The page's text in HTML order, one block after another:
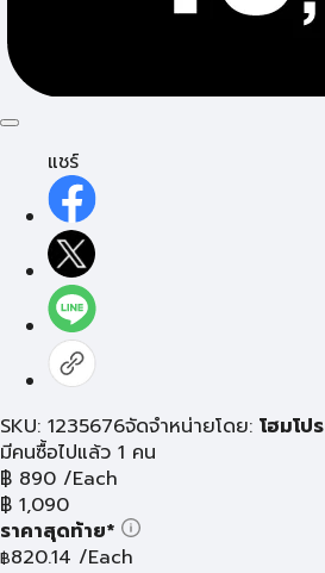
แชร์
SKU: 1235676จัดจำหน่ายโดย: โฮมโปร
มีคนซื้อไปแล้ว 1 คน
฿ 890 /Each
฿ 1,090
ราคาสุดท้าย*
฿820.14 /Each